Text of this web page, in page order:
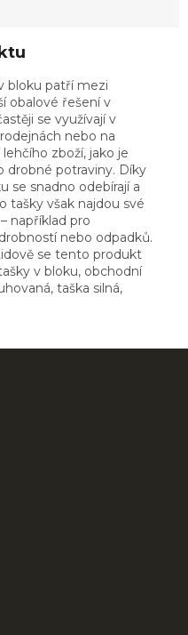
bloku patří mezi
obalové řešení v
se využívají v
nebo na
zboží, jako je
drobné potraviny. Díky
se snadno odebírají a
tašky však najdou své
například pro
nebo odpadků.
se tento produkt
v bloku, obchodní
taška silná,